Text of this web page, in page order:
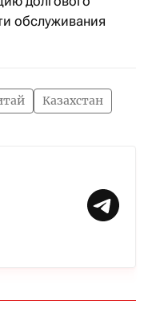
обслуживания
Казахстан